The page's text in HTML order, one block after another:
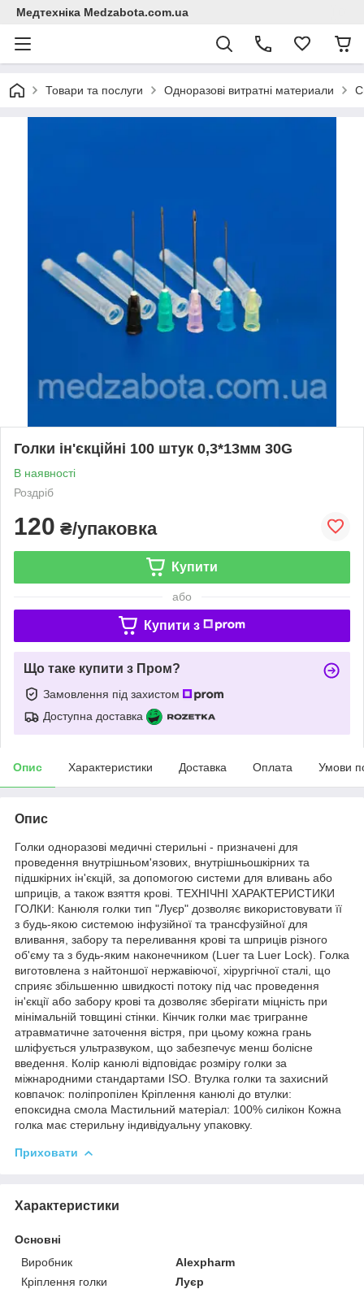
Медтехніка Medzabota.com.ua
Товари та послуги Одноразові витратні материали
Голки ін'єкційні 100 штук 0,3*13мм 30G
В наявності
Роздріб
120 ₴/упаковка
Купити
або
Купити з
Що таке купити з Пром?
Замовлення під захистом
Доступна доставка
Опис Характеристики Доставка Оплата Умови
Опис
Голки одноразові медичні стерильні - призначені для
проведення внутрішньом'язових, внутрішньошкірних та
підшкірних ін'єкцій, за допомогою системи для вливань або
шприців, а також взяття крові. ТЕХНІЧНІ ХАРАКТЕРИСТИКИ
ГОЛКИ: Канюля голки тип "Луєр" дозволяє використовувати її
з будь-якою системою інфузійної та трансфузійної для
вливання, забору та переливання крові та шприців різного
об'єму та з будь-яким наконечником (Luer та Luer Lock). Голка
виготовлена з найтоншої нержавіючої, хірургічної сталі, що
сприяє збільшенню швидкості потоку під час проведення
ін'єкції або забору крові та дозволяє зберігати міцність при
мінімальній товщині стінки. Кінчик голки має тригранне
атравматичне заточення вістря, при цьому кожна грань
шліфується ультразвуком, що забезпечує менш болісне
введення. Колір канюлі відповідає розміру голки за
міжнародними стандартами ISO. Втулка голки та захисний
ковпачок: поліпропілен Кріплення канюлі до втулки:
епоксидна смола Мастильний матеріал: 100% силікон Кожна
голка має стерильну індивідуальну упаковку.
Приховати
Характеристики
Основні
Виробник
Alexpharm
Кріплення голки
Луєр